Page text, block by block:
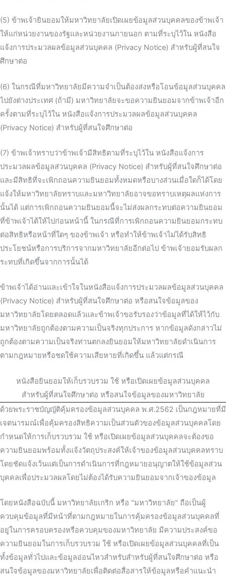
(5) ข้าพเจ้ายินยอมให้มหาวิทยาลัยเปิดเผยข้อมูลส่วนบุคคลของข้าพเจ้า
ให้แก่หน่วยงานของรัฐและหน่วยงานภายนอก ตามที่ระบุไว้ใน หนังสือ
แจ้งการประมวลผลข้อมูลส่วนบุคคล (Privacy Notice) สำหรับผู้ที่สนใจ
ศึกษาต่อ
(6) ในกรณีที่มหาวิทยาลัยมีความจำเป็นต้องส่งหรือโอนข้อมูลส่วนบุคคล
ไปยังต่างประเทศ (ถ้ามี) มหาวิทยาลัยจะขอความยินยอมจากข้าพเจ้าอีก
ครั้งตามที่ระบุไว้ใน หนังสือแจ้งการประมวลผลข้อมูลส่วนบุคคล
(Privacy Notice) สำหรับผู้ที่สนใจศึกษาต่อ
(7) ข้าพเจ้าทราบว่าข้าพเจ้ามีสิทธิตามที่ระบุไว้ใน หนังสือแจ้งการ
ประมวลผลข้อมูลส่วนบุคคล (Privacy Notice) สำหรับผู้ที่สนใจศึกษาต่อ
และมีสิทธิที่จะเพิกถอนความยินยอมทั้งหมดหรือบางส่วนเมื่อใดก็ได้โดย
แจ้งให้มหาวิทยาลัยทราบและมหาวิทยาลัยอาจขอทราบเหตุผลแห่งการ
นั้นได้ แต่การเพิกถอนความยินยอมนี้จะไม่ส่งผลกระทบต่อความยินยอม
ที่ข้าพเจ้าได้ให้ไปก่อนหน้านี้ ในกรณีที่การเพิกถอนความยินยอมกระทบ
ต่อสิทธิหรือหน้าที่ใดๆ ของข้าพเจ้า หรือทำให้ข้าพเจ้าไม่ได้รับสิทธิ
ประโยชน์หรือการบริการจากมหาวิทยาลัยอีกต่อไป ข้าพเจ้ายอมรับผลก
ระทบที่เกิดขึ้นจากการนั้นได้
ข้าพเจ้าได้อ่านและเข้าใจในหนังสือแจ้งการประมวลผลข้อมูลส่วนบุคคล
(Privacy Notice) สำหรับผู้ที่สนใจศึกษาต่อ หรือสนใจข้อมูลของ
มหาวิทยาลัยโดยตลอดแล้วและข้าพเจ้าขอรับรองว่าข้อมูลที่ได้ให้ไว้กับ
มหาวิทยาลัยถูกต้องตามความเป็นจริงทุกประการ หากข้อมูลดังกล่าวไม่
ถูกต้องตามความเป็นจริงท่านตกลงยินยอมให้มหาวิทยาลัยดำเนินการ
ตามกฎหมายหรือชดใช้ความเสียหายที่เกิดขึ้น แล้วแต่กรณี
หนังสือยินยอมให้เก็บรวบรวม ใช้ หรือเปิดเผยข้อมูลส่วนบุคคล
สำหรับผู้ที่สนใจศึกษาต่อ หรือสนใจข้อมูลของมหาวิทยาลัย
ด้วยพระราชบัญญัติคุ้มครองข้อมูลส่วนบุคคล พ.ศ.2562 เป็นกฎหมายที่มี
เจตนารมณ์เพื่อคุ้มครองสิทธิความเป็นส่วนตัวของข้อมูลส่วนบุคคลโดย
กำหนดให้การเก็บรวบรวม ใช้ หรือเปิดเผยข้อมูลส่วนบุคคลจะต้องขอ
ความยินยอมพร้อมทั้งแจ้งวัตถุประสงค์ให้เจ้าของข้อมูลส่วนบุคคลทราบ
โดยชัดแจ้งเว้นแต่เป็นการดำเนินการที่กฎหมายอนุญาตให้ใช้ข้อมูลส่วน
บุคคลเพื่อประมวลผลโดยไม่ต้องได้รับความยินยอมจากเจ้าของข้อมูล
โดยหนังสือฉบับนี้ มหาวิทยาลัยเกริก หรือ "มหาวิทยาลัย" ถือเป็นผู้
ควบคุมข้อมูลที่มีหน้าที่ตามกฎหมายในการคุ้มครองข้อมูลส่วนบุคคลที่
อยู่ในการครอบครองหรือควบคุมของมหาวิทยาลัย มีความประสงค์ขอ
ความยินยอมในการเก็บรวบรวม ใช้ หรือเปิดเผยข้อมูลส่วนบุคคลที่เป็น
ทั้งข้อมูลทั่วไปและข้อมูลอ่อนไหวสำหรับสำหรับผู้ที่สนใจศึกษาต่อ หรือ
สนใจข้อมูลของมหาวิทยาลัยเพื่อติดต่อสื่อสารให้ข้อมูลหรือคำแนะนำ